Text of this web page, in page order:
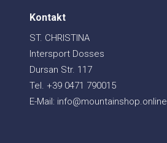
Kontakt
ST. CHRISTINA
Intersport Dosses
Dursan Str. 117
Tel. +39 0471 790015
E-Mail: info@mountainshop.online